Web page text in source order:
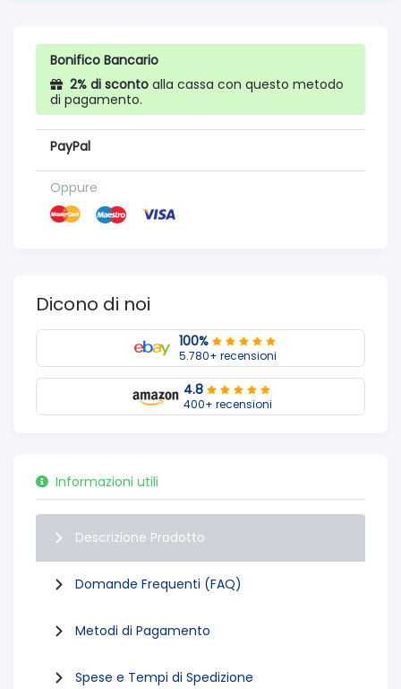
Bonifico Bancario
2% di sconto alla cassa con questo metodo
di pagamento.
PayPal
Oppure
Dicono di noi
100%
5.780+ recensioni
4.8
400+ recensioni
Informazioni utili
Descrizione Prodotto
Domande Frequenti (FAQ)
Metodi di Pagamento
Spese e Tempi di Spedizione